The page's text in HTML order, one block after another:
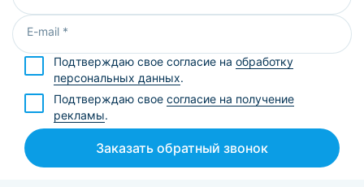
E-mail *
Подтверждаю свое согласие на обработку
персональных данных.
Подтверждаю свое согласие на получение
рекламы.
Заказать обратный звонок